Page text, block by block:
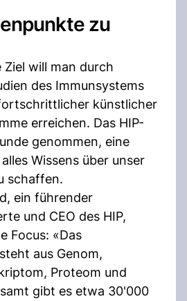
zu
Ziel will man durch
des Immunsystems
künstlicher
erreichen. Das HIP-
genommen, eine
Wissens über unser
schaffen.
ein führender
und CEO des HIP,
Focus: «Das
aus Genom,
Proteom und
gibt es etwa 30'000